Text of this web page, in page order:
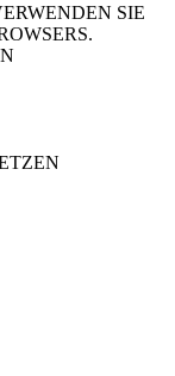
SIE